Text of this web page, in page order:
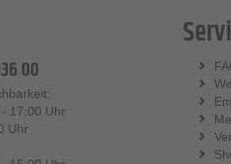
00
17:00 Uhr
Uhr